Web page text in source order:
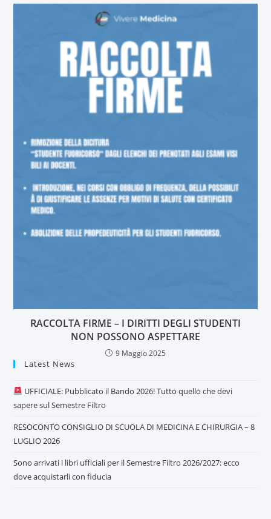
RACCOLTA FIRME – I DIRITTI DEGLI STUDENTI
NON POSSONO ASPETTARE
9 Maggio 2025
Latest News
UFFICIALE: Pubblicato il Bando 2026! Tutto quello che devi
sapere sul Semestre Filtro
RESOCONTO CONSIGLIO DI SCUOLA DI MEDICINA E CHIRURGIA – 8
LUGLIO 2026
Sono arrivati i libri ufficiali per il Semestre Filtro 2026/2027: ecco
dove acquistarli con fiducia